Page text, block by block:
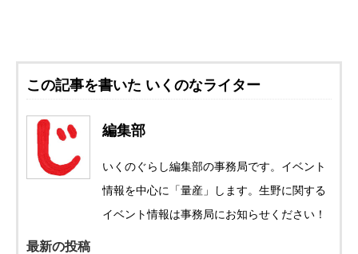
この記事を書いた いくのなライター
編集部
いくのぐらし編集部の事務局です。イベント
情報を中心に「量産」します。生野に関する
イベント情報は事務局にお知らせください！
最新の投稿